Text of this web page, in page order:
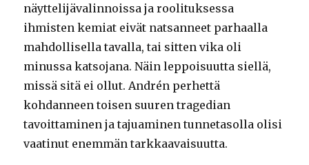
näyttelijävalinnoissa ja roolituksessa
ihmisten kemiat eivät natsanneet parhaalla
mahdollisella tavalla, tai sitten vika oli
minussa katsojana. Näin leppoisuutta siellä,
missä sitä ei ollut. Andrén perhettä
kohdanneen toisen suuren tragedian
tavoittaminen ja tajuaminen tunnetasolla olisi
vaatinut enemmän tarkkaavaisuutta.